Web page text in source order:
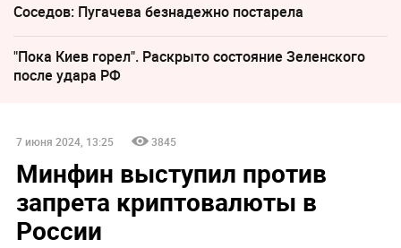
Соседов: Пугачева безнадежно постарела
"Пока Киев горел". Раскрыто состояние Зеленского
после удара РФ
7 июня 2024, 13:25 3845
Минфин выступил против
запрета криптовалюты в
России